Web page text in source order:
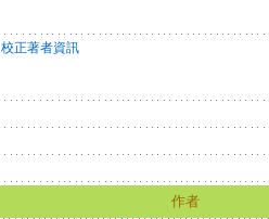
校正著者資訊
作者